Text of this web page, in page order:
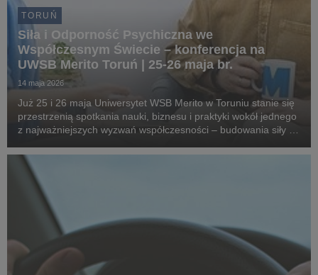
TORUŃ
Siła i Odporność Psychiczna we
Współczesnym Świecie – konferencja na
UWSB Merito Toruń | 25-26 maja br.
14 maja 2026
Już 25 i 26 maja Uniwersytet WSB Merito w Toruniu stanie się
przestrzenią spotkania nauki, biznesu i praktyki wokół jednego
z najważniejszych wyzwań współczesności – budowania siły i
Psychiczna we Współczesnym Świecie...